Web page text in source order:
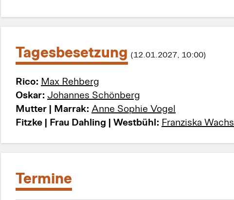
Tagesbesetzung (12.01.2027, 10:00)
Rico: Max Rehberg
Oskar: Johannes Schönberg
Mutter | Marrak:Anne Sophie Vogel
Fitzke | Frau Dahling | Westbühl: Franziska Wachs
Termine